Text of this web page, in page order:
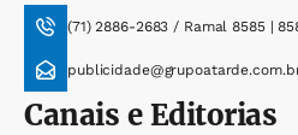
(71) 2886-2683 / Ramal 8585 |
Canais e Editorias